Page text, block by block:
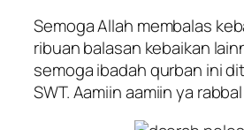
Semoga Allah membalas
ribuan balasan kebaikan
semoga ibadah qurban ini
SWT. Aamiin aamiin ya